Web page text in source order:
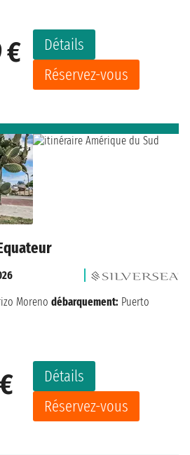
€
Détails
Réservez-vous
Détails
Réservez-vous
Moreno débarquement: Puerto